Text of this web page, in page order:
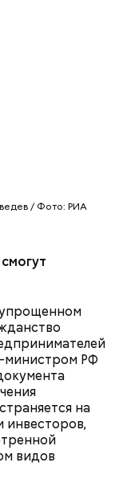
/ Фото: РИА
упрощенном
министром РФ
на
инвесторов,
видов
множество
от
Так же
выложить